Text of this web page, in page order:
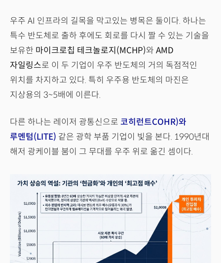
우주 AI 인프라의 길목을 막고있는 병목은 둘이다. 하나는
특수 반도체로 출하 후에도 회로를 다시 짤 수 있는 기술을
보유한 마이크로칩 테크놀로지(MCHP)와 AMD
자일링스로 이 두 기업이 우주 반도체의 거의 독점적인
위치를 차지하고 있다. 특히 우주용 반도체의 마진은
지상용의 3~5배에 이른다.
다른 하나는 레이저 광통신으로 코히런트COHR)와
루멘텀(LITE) 같은 광학 부품 기업이 빛을 본다. 1990년대
해저 광케이블 붐이 그 무대를 우주 위로 옮긴 셈이다.